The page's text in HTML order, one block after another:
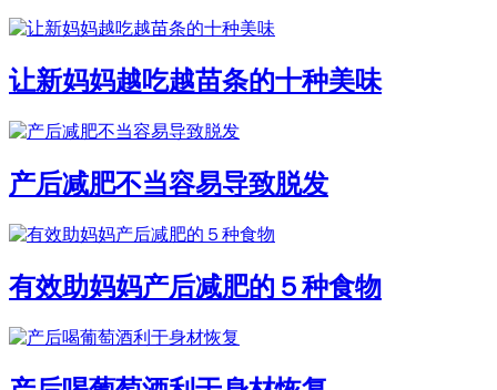
让新妈妈越吃越苗条的十种美味
产后减肥不当容易导致脱发
有效助妈妈产后减肥的５种食物